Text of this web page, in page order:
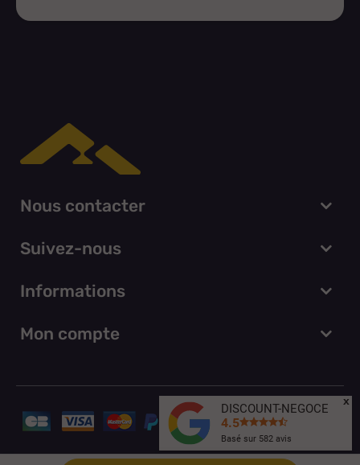
Nous contacter
Suivez-nous
Informations
Mon compte
DISCOUNT-NEGOCE
4.5
Basé sur 582avis
x